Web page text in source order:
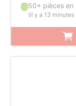
50+ pièces en
(il y a 13 minutes